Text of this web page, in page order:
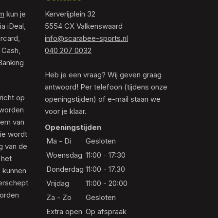
kun je
iDeal,
op
van
wordt
van de
Kerverijplein 32
5554 CX Valkenswaard
info@scarabee-sports.nl
040 207 0032
Heb je een vraag? Wij geven graag
antwoord! Per telefoon (tijdens onze
openingstijden) of e-mail staan we
voor je klaar.
Openingstijden
Ma - Di
Gesloten
Woensdag 11:00 - 17:30
Donderdag 11:00 - 17.30
Vrijdag
11:00 - 20:00
Za - Zo
Gesloten
Extra open Op afspraak